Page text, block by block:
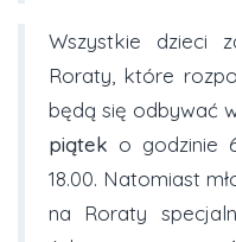
Wszystkie dzieci
Roraty, które
będą się odbywać
piątek o godzinie
18.00. Natomiast
na Roraty